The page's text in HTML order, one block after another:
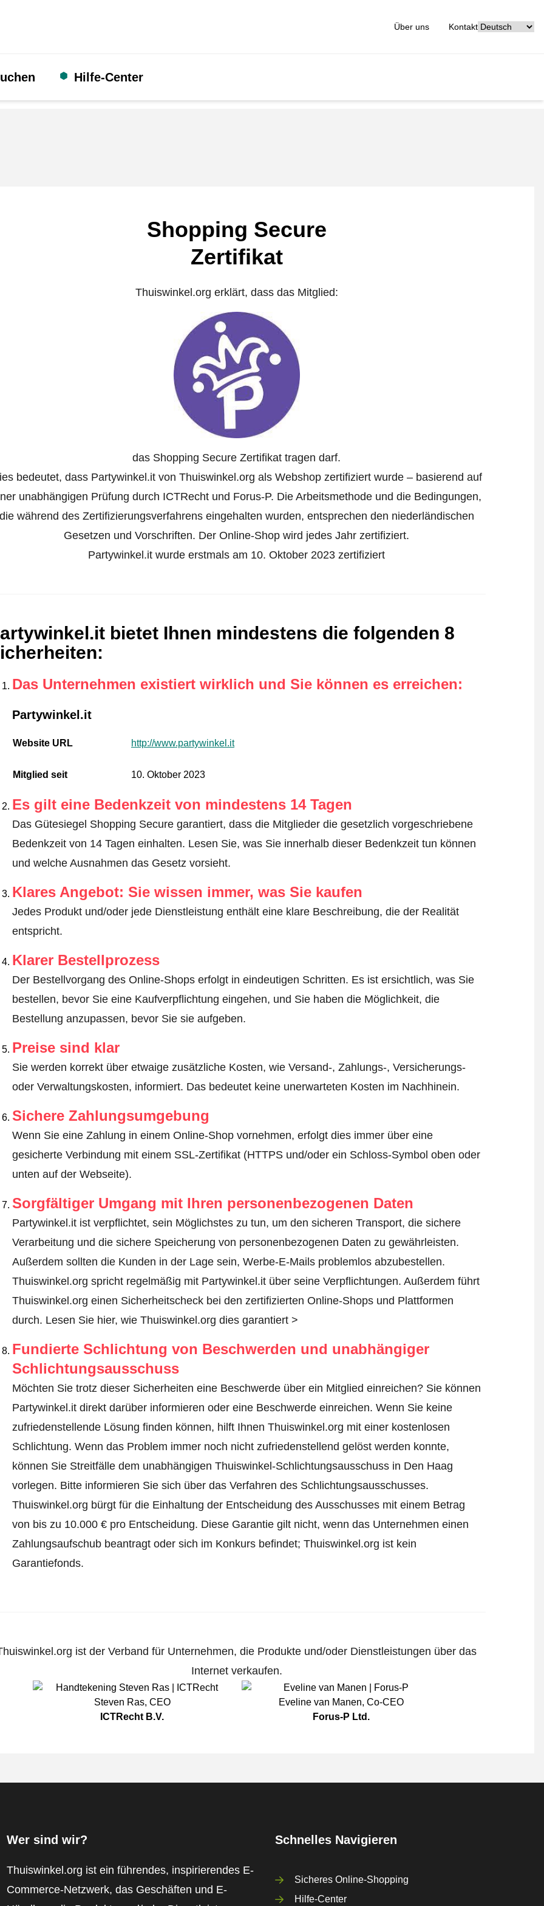
Über uns Kontakt
Hilfe-Center
Shopping Secure
Zertifikat
Thuiswinkel.org erklärt, dass das Mitglied:
das Shopping Secure Zertifikat tragen darf.
bedeutet, dass Partywinkel.it von Thuiswinkel.org als Webshop zertifiziert wurde – basierend auf
unabhängigen Prüfung durch ICTRecht und Forus-P. Die Arbeitsmethode und die Bedingungen,
während des Zertifizierungsverfahrens eingehalten wurden, entsprechen den niederländischen
Gesetzen und Vorschriften. Der Online-Shop wird jedes Jahr zertifiziert.
Partywinkel.it wurde erstmals am 10. Oktober 2023 zertifiziert
bietet Ihnen mindestens die folgenden 8
:
Das Unternehmen existiert wirklich und Sie können es erreichen:
Partywinkel.it
Website URL http://www.partywinkel.it
Mitglied seit 10. Oktober 2023
Es gilt eine Bedenkzeit von mindestens 14 Tagen
Das Gütesiegel Shopping Secure garantiert, dass die Mitglieder die gesetzlich vorgeschriebene
Bedenkzeit von 14 Tagen einhalten. Lesen Sie, was Sie innerhalb dieser Bedenkzeit tun können
und welche Ausnahmen das Gesetz vorsieht.
Klares Angebot: Sie wissen immer, was Sie kaufen
Jedes Produkt und/oder jede Dienstleistung enthält eine klare Beschreibung, die der Realität
entspricht.
Klarer Bestellprozess
Der Bestellvorgang des Online-Shops erfolgt in eindeutigen Schritten. Es ist ersichtlich, was Sie
bestellen, bevor Sie eine Kaufverpflichtung eingehen, und Sie haben die Möglichkeit, die
Bestellung anzupassen, bevor Sie sie aufgeben.
Preise sind klar
Sie werden korrekt über etwaige zusätzliche Kosten, wie Versand-, Zahlungs-, Versicherungs-
oder Verwaltungskosten, informiert. Das bedeutet keine unerwarteten Kosten im Nachhinein.
Sichere Zahlungsumgebung
Wenn Sie eine Zahlung in einem Online-Shop vornehmen, erfolgt dies immer über eine
gesicherte Verbindung mit einem SSL-Zertifikat (HTTPS und/oder ein Schloss-Symbol oben oder
unten auf der Webseite).
Sorgfältiger Umgang mit Ihren personenbezogenen Daten
Partywinkel.it ist verpflichtet, sein Möglichstes zu tun, um den sicheren Transport, die sichere
Verarbeitung und die sichere Speicherung von personenbezogenen Daten zu gewährleisten.
Außerdem sollten die Kunden in der Lage sein, Werbe-E-Mails problemlos abzubestellen.
Thuiswinkel.org spricht regelmäßig mit Partywinkel.it über seine Verpflichtungen. Außerdem führt
Thuiswinkel.org einen Sicherheitscheck bei den zertifizierten Online-Shops und Plattformen
durch. Lesen Sie hier, wie Thuiswinkel.org dies garantiert >
Fundierte Schlichtung von Beschwerden und unabhängiger
Schlichtungsausschuss
Möchten Sie trotz dieser Sicherheiten eine Beschwerde über ein Mitglied einreichen? Sie können
Partywinkel.it direkt darüber informieren oder eine Beschwerde einreichen. Wenn Sie keine
zufriedenstellende Lösung finden können, hilft Ihnen Thuiswinkel.org mit einer kostenlosen
Schlichtung. Wenn das Problem immer noch nicht zufriedenstellend gelöst werden konnte,
können Sie Streitfälle dem unabhängigen Thuiswinkel-Schlichtungsausschuss in Den Haag
vorlegen. Bitte informieren Sie sich über das Verfahren des Schlichtungsausschusses.
Thuiswinkel.org bürgt für die Einhaltung der Entscheidung des Ausschusses mit einem Betrag
von bis zu 10.000 € pro Entscheidung. Diese Garantie gilt nicht, wenn das Unternehmen einen
Zahlungsaufschub beantragt oder sich im Konkurs befindet; Thuiswinkel.org ist kein
Garantiefonds.
ist der Verband für Unternehmen, die Produkte und/oder Dienstleistungen über das
Internet verkaufen.
Steven Ras, CEO
ICTRecht B.V.
Eveline van Manen, Co-CEO
Forus-P Ltd.
Wer sind wir?
Thuiswinkel.org ist ein führendes, inspirierendes E-
Commerce-Netzwerk, das Geschäften und E-
Schnelles Navigieren
Sicheres Online-Shopping
Hilfe-Center